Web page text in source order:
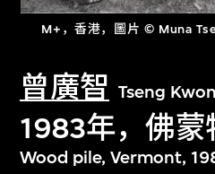
M+，香港，圖片 © Muna
曾廣智 Tseng
1983年，佛蒙
Wood pile, Vermont,